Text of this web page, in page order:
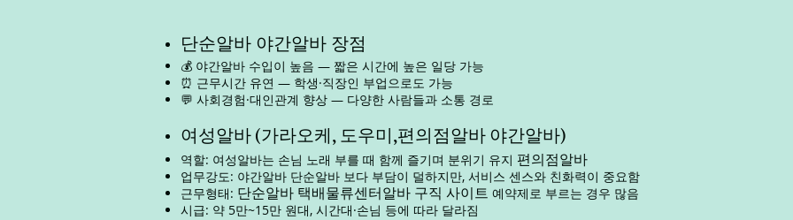
단순알바 야간알바 장점
💰 야간알바 수입이 높음 — 짧은 시간에 높은 일당 가능
⏰ 근무시간 유연 — 학생·직장인 부업으로도 가능
💬 사회경험·대인관계 향상 — 다양한 사람들과 소통 경로
여성알바 (가라오케, 도우미,편의점알바 야간알바)
역할: 여성알바는 손님 노래 부를 때 함께 즐기며 분위기 유지 편의점알바
업무강도: 야간알바 단순알바 보다 부담이 덜하지만, 서비스 센스와 친화력이 중요함
근무형태: 단순알바 택배물류센터알바 구직 사이트 예약제로 부르는 경우 많음
시급: 약 5만~15만 원대, 시간대·손님 등에 따라 달라짐